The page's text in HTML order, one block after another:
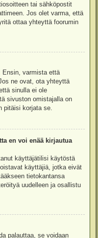
tai sähköpostit
Jos olet varma, että
ottaa yhteyttä foorumin
Ensin, varmista että
ne ovat, ota yhteyttä
sinulla ei ole
sivuston omistajalla on
pitäisi korjata se.
en voi enää kirjautua
käyttäjätilisi käytöstä
käyttäjiä, jotka eivät
tietokantansa
uudelleen ja osallistu
palauttaa, se voidaan